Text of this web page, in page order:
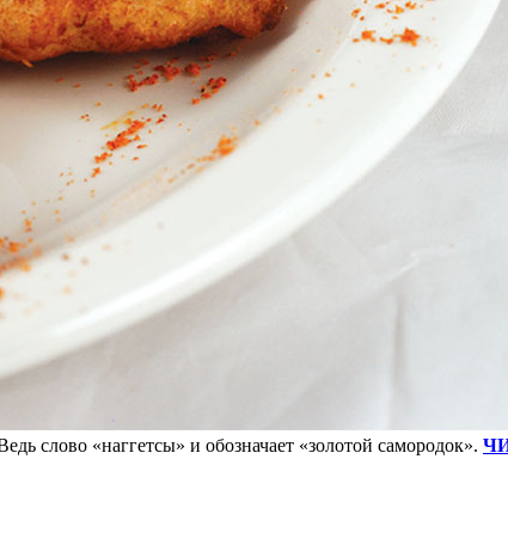
слово «наггетсы» и обозначает «золотой самородок».